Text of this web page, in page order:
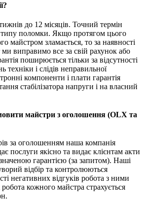
до 12 місяців. Точний термін
типу поломки. Якщо протягом цього
майстром зламається, то за наявності
ми виправимо все за свій рахунок або
поширюється тільки за відсутності
техніки і слідів неправильної
компоненти і плати гарантія
стабілізатора напруги і на власний
майстри з оголошення (OLX та
за оголошенням наша компанія
послуги якісно та видає клієнтам акти
гарантією (за запитом). Наші
відбір та контролюються
негативних відгуків робота з ними
кожного майстра страхується